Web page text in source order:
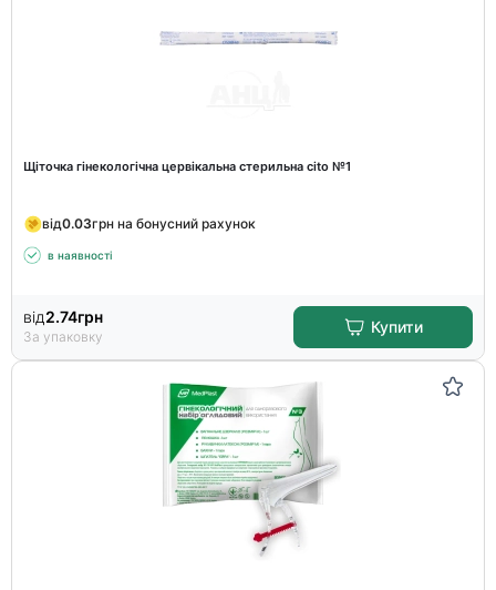
Щіточка гінекологічна цервікальна стерильна cito №1
від0.03грн на бонусний рахунок
в наявності
від2.74грн
За упаковку
Купити